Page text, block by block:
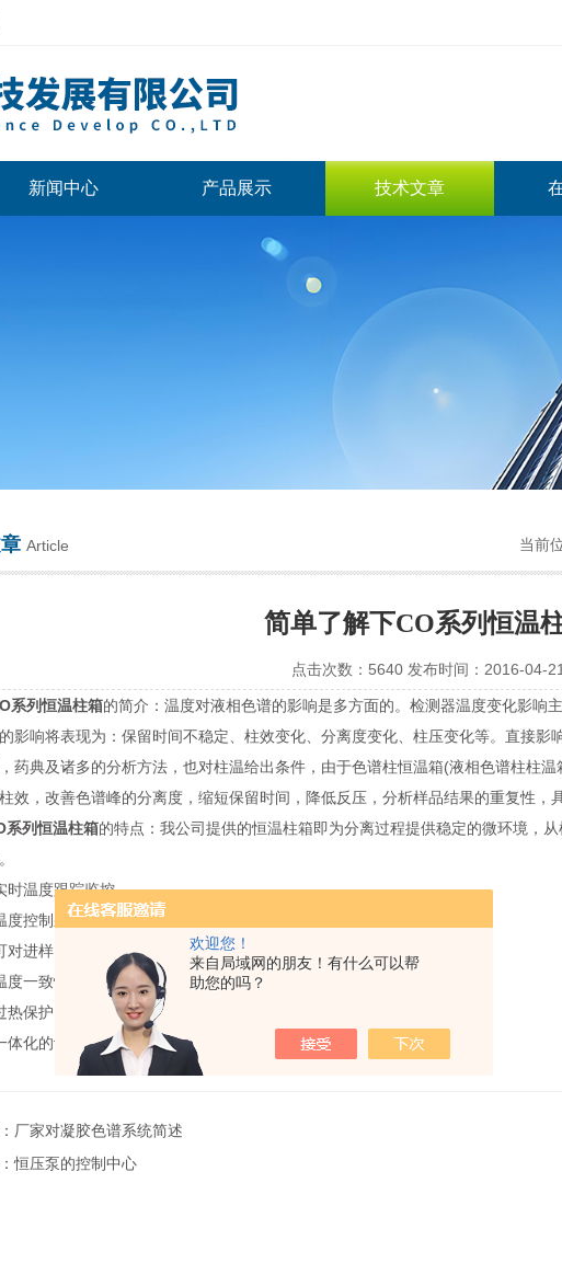
欢迎您！
来自局域网的朋友！有什么可以帮
助您的吗？
新闻中心 产品展示 技术文章
Article 当前
简单了解下CO系列恒温
点击次数：5640 发布时间：2016-04-21
系列恒温柱箱的简介：温度对液相色谱的影响是多方面的。检测器温度变化影响
影响将表现为：保留时间不稳定、柱效变化、分离度变化、柱压变化等。直接
药典及诸多的分析方法，也对柱温给出条件，由于色谱柱恒温箱(液相色谱柱柱
效，改善色谱峰的分离度，缩短保留时间，降低反压，分析样品结果的重复性，
系列恒温柱箱的特点：我公司提供的恒温柱箱即为分离过程提供稳定的微环境，
温度跟踪监控。
制采用模糊控制和PID自控。
样阀进行保温，即对流动相加热，分离过程不出现温度梯度。
致性，柱出口、柱中心区域温度一致。
护，防止色谱柱过度受热而损害。
的设计可方便柱温箱的摆放及与HPLC系统的配套。
厂家对凝胶色谱系统简述
恒压泵的控制中心